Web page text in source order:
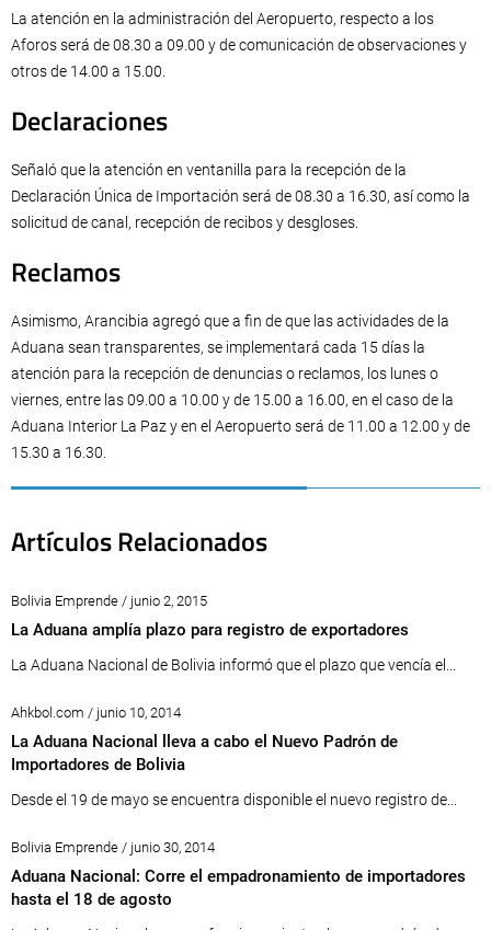
La atención en la administración del Aeropuerto, respecto a los
Aforos será de 08.30 a 09.00 y de comunicación de observaciones y
otros de 14.00 a 15.00.
Declaraciones
Señaló que la atención en ventanilla para la recepción de la
Declaración Única de Importación será de 08.30 a 16.30, así como la
solicitud de canal, recepción de recibos y desgloses.
Reclamos
Asimismo, Arancibia agregó que a fin de que las actividades de la
Aduana sean transparentes, se implementará cada 15 días la
atención para la recepción de denuncias o reclamos, los lunes o
viernes, entre las 09.00 a 10.00 y de 15.00 a 16.00, en el caso de la
Aduana Interior La Paz y en el Aeropuerto será de 11.00 a 12.00 y de
15.30 a 16.30.
Artículos Relacionados
Bolivia Emprende / junio 2, 2015
La Aduana amplía plazo para registro de exportadores
La Aduana Nacional de Bolivia informó que el plazo que vencía el...
Ahkbol.com / junio 10, 2014
La Aduana Nacional lleva a cabo el Nuevo Padrón de
Importadores de Bolivia
Desde el 19 de mayo se encuentra disponible el nuevo registro de...
Bolivia Emprende / junio 30, 2014
Aduana Nacional: Corre el empadronamiento de importadores
hasta el 18 de agosto